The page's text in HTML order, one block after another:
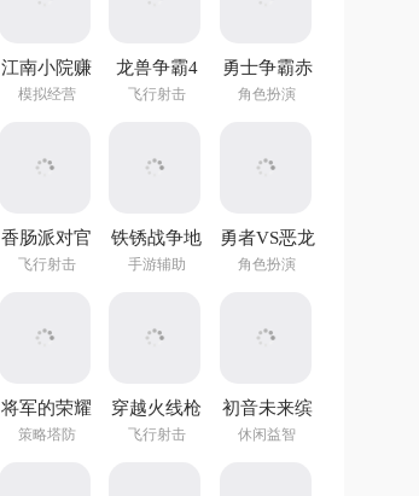
江南小院赚
钱游戏
模拟经营
龙兽争霸4
手游
飞行射击
勇士争霸赤
胆联盟
角色扮演
香肠派对官
方正版
飞行射击
铁锈战争地
图编辑器中
手游辅助
勇者VS恶龙
手游
角色扮演
将军的荣耀
3官方正版
策略塔防
穿越火线枪
战王者体验
飞行射击
初音未来缤
纷舞台国服
休闲益智